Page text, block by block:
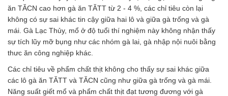
ăn TĂCN cao hơn gà ăn TĂTT từ 2 - 4 %, các chỉ tiêu còn lại
không có sự sai khác tin cậy giữa hai lô và giữa gà trống và gà
mái. Gà Lạc Thủy, mổ ở độ tuổi thí nghiệm này không nhận thấy
sự tích lũy mỡ bụng như các nhóm gà lai, gà nhập nội nuôi bằng
thưc ăn công nghiệp khác.
Các chỉ tiêu về phẩm chất thịt không cho thấy sự sai khác giữa
các lô gà ăn TĂTT và TĂCN cũng như giữa gà trống và gà mái.
Năng suất giết mổ và phẩm chất thịt đạt tương đương với gà